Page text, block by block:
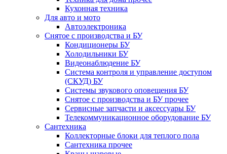
Кухонная техника
Для авто и мото
Автоэлектроника
Снятое с производства и БУ
Кондиционеры БУ
Холодильники БУ
Видеонаблюдение БУ
Система контроля и управление доступом
(СКУД) БУ
Системы звукового оповещения БУ
Снятое с производства и БУ прочее
Сервисные запчасти и аксессуары БУ
Телекоммуникационное оборудование БУ
Сантехника
Коллекторные блоки для теплого пола
Сантехника прочее